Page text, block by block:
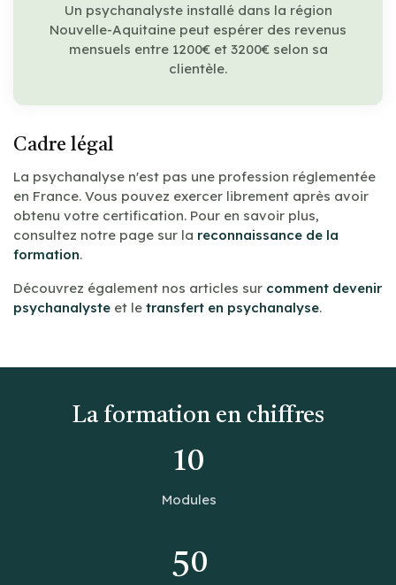
Un psychanalyste installé dans la région
Nouvelle-Aquitaine peut espérer des revenus
mensuels entre 1200€ et 3200€ selon sa
clientèle.
Cadre légal
La psychanalyse n'est pas une profession réglementée
en France. Vous pouvez exercer librement après avoir
obtenu votre certification. Pour en savoir plus,
consultez notre page sur la reconnaissance de la
formation.
Découvrez également nos articles sur comment devenir
psychanalyste et le transfert en psychanalyse.
La formation en chiffres
10
Modules
50